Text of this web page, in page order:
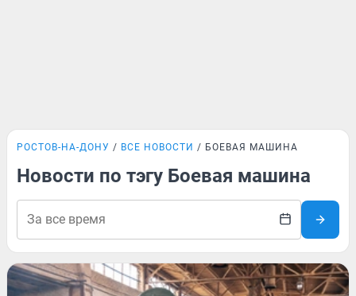
РОСТОВ-НА-ДОНУ ВСЕ НОВОСТИ БОЕВАЯ МАШИНА
Новости по тэгу Боевая машина